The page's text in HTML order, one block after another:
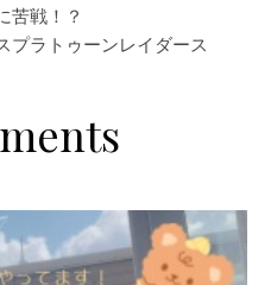
苦戦！？
プラトゥーンレイダース